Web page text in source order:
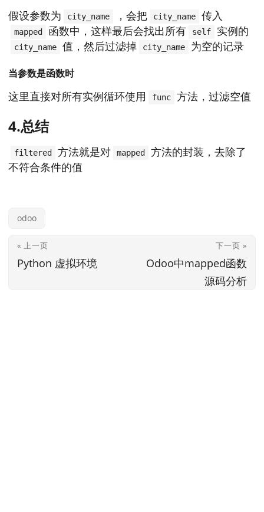
假设参数为 city_name ，会把 city_name 传入
mapped 函数中，这样最后会找出所有 self 实例的
city_name 值，然后过滤掉 city_name 为空的记录
当参数是函数时
这里直接对所有实例循环使用 func 方法，过滤空值
4.总结
filtered 方法就是对 mapped
方法的封装，去除了
不符合条件的值
odoo
« 上一页
Python 虚拟环境
下一页 »
Odoo中mapped函数
源码分析